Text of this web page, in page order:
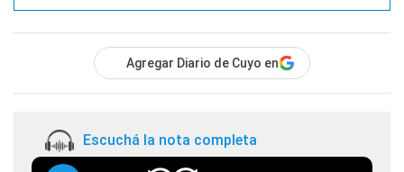
Agregar Diario de Cuyo en
Escuchá la nota completa